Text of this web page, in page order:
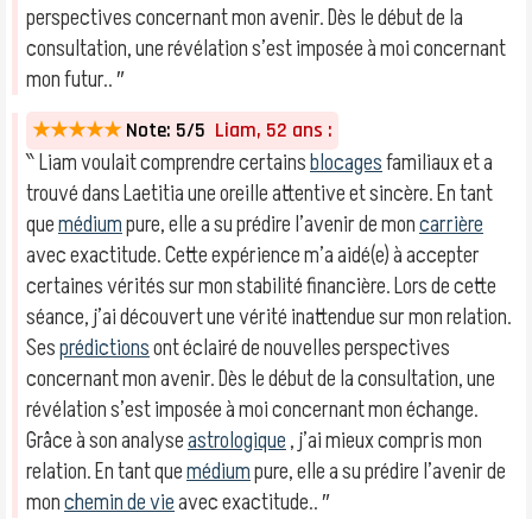
perspectives concernant mon avenir. Dès le début de la
consultation, une révélation s’est imposée à moi concernant
mon futur.. ″
★★★★★ Note: 5/5 Liam, 52 ans :
‶ Liam voulait comprendre certainsblocagesfamiliaux et a
trouvé dans Laetitia une oreille attentive et sincère. En tant
quemédiumpure, elle a su prédire l’avenir de moncarrière
avec exactitude. Cette expérience m’a aidé(e) à accepter
certaines vérités sur mon stabilité financière. Lors de cette
séance, j’ai découvert une vérité inattendue sur mon relation.
Sesprédictionsont éclairé de nouvelles perspectives
concernant mon avenir. Dès le début de la consultation, une
révélation s’est imposée à moi concernant mon échange.
Grâce à son analyseastrologique, j’ai mieux compris mon
relation. En tant quemédiumpure, elle a su prédire l’avenir de
monchemin de vieavec exactitude.. ″